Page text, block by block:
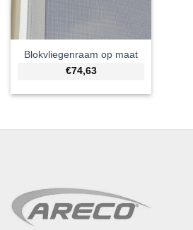
Blokvliegenraam op maat
€74,63